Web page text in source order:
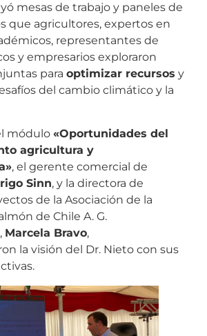
mesas de trabajo y paneles de
que agricultores, expertos en
representantes de
y empresarios exploraron
para optimizar recursos y
del cambio climático y la
módulo «Oportunidades del
agricultura y
, el gerente comercial de
Sinn, y la directora de
de la Asociación de la
de Chile A. G.
, Marcela Bravo,
la visión del Dr. Nieto con sus